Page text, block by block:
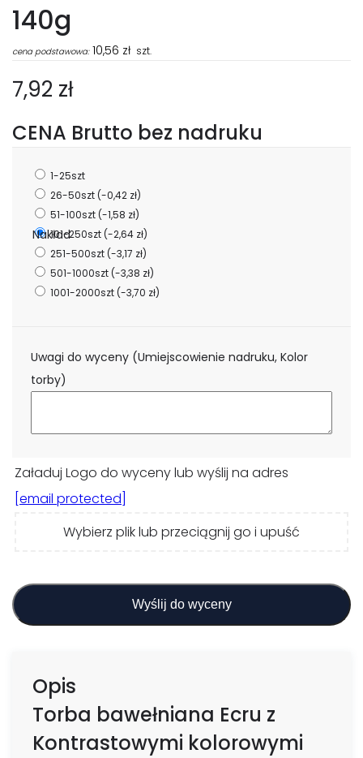
140g
cena podstawowa: 10,56 zł szt.
CENA Brutto bez nadruku
Nakład
1-25szt
26-50szt(-0,42 zł)
51-100szt(-1,58 zł)
101-250szt(-2,64 zł)
251-500szt(-3,17 zł)
501-1000szt(-3,38 zł)
1001-2000szt(-3,70 zł)
Uwagi do wyceny (Umiejscowienie nadruku, Kolor
torby)
Załaduj Logo do wyceny lub wyślij na adres
[email protected]
Wybierz plik lub przeciągnij go i upuść
7,92 zł
Wyślij do wyceny
Opis
Torba bawełniana Ecru z
Kontrastowymi kolorowymi